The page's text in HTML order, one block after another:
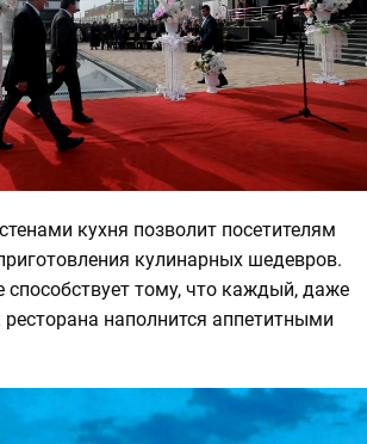
кухня позволит посетителям
кулинарных шедевров.
способствует тому, что каждый, даже
наполнится аппетитными